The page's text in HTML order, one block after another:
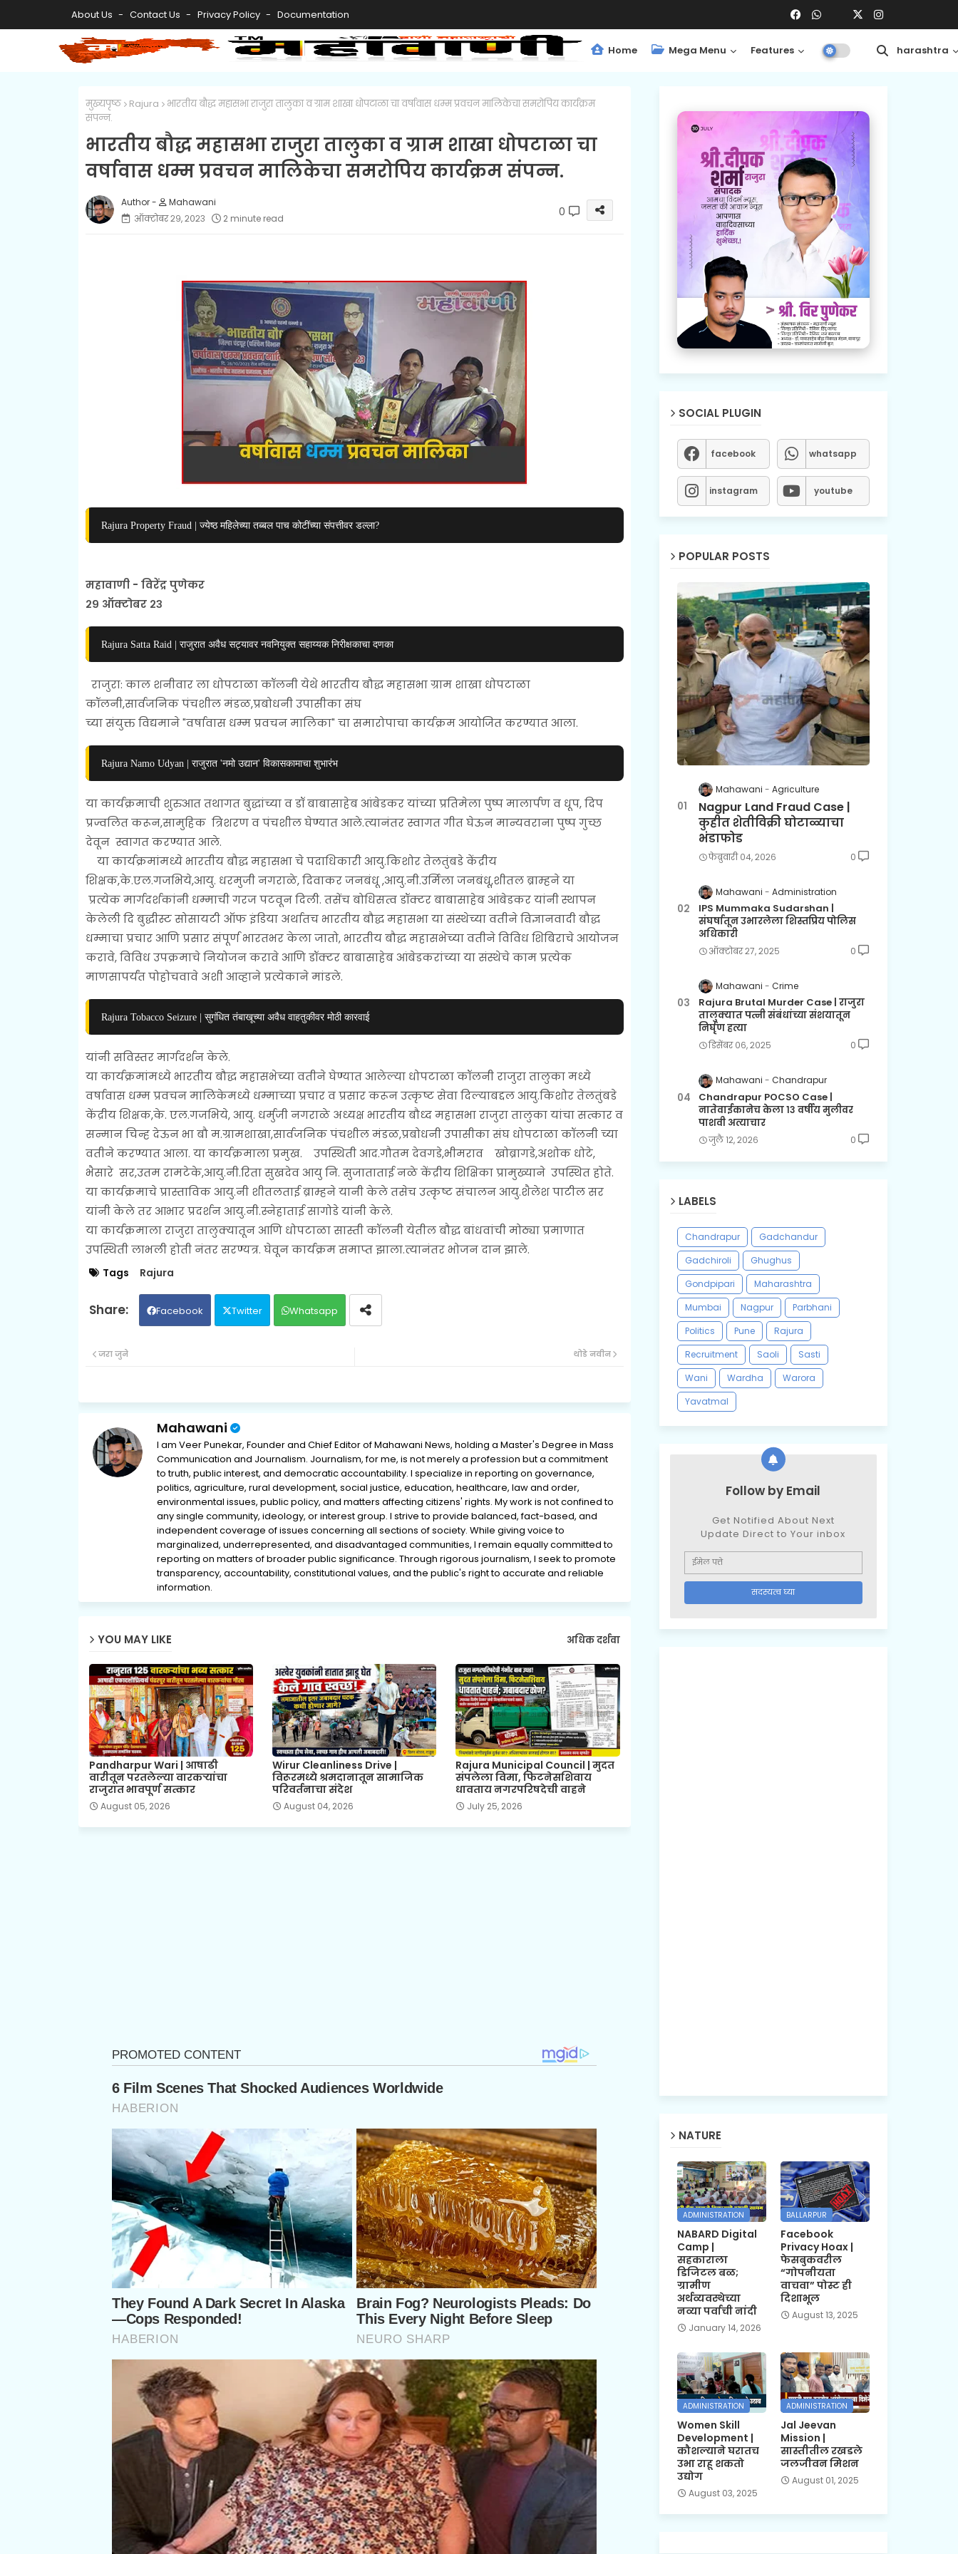
About Us Contact Us Privacy Policy Documentation
Home Mega Menu Features Central Maharashtra
मुख्यपृष्ठ Rajura
भारतीय बौद्ध महासभा राजुरा तालुका व ग्राम शाखा धोपटाळा चा वर्षावास धम्म प्रवचन मालिकेचा समरोपिय कार्यक्रम
संपन्न.
भारतीय बौद्ध महासभा राजुरा तालुका व ग्राम शाखा धोपटाळा चा
वर्षावास धम्म प्रवचन मालिकेचा समरोपिय कार्यक्रम संपन्न.
Mahawani
ऑक्टोबर २९, २०२३
2 minute read 0
Rajura Property Fraud | ज्येष्ठ महिलेच्या तब्बल पाच कोटींच्या संपत्तीवर डल्ला?
महावाणी - विरेंद्र पुणेकर
२९ ऑक्टोबर २३
Rajura Satta Raid | राजुरात अवैध सट्यावर नवनियुक्त सहाय्यक निरीक्षकाचा दणका
राजुरा: काल शनीवार ला धोपटाळा कॉलनी येथे भारतीय बौद्ध महासभा ग्राम शाखा धोपटाळा
कॉलनी,सार्वजनिक पंचशील मंडळ,प्रबोधनी उपासीका संघ
च्या संयुक्त विद्यमाने "वर्षावास धम्म प्रवचन मालिका" चा समारोपाचा कार्यक्रम आयोजित करण्यात आला.
Rajura Namo Udyan | राजुरात 'नमो उद्यान' विकासकामाचा शुभारंभ
या कार्यक्रमाची शुरुआत तथागत बुद्धांच्या व डॉ बाबासाहेब आंबेडकर यांच्या प्रतिमेला पुष्प मालार्पण व धूप, दिप
प्रज्वलित करून,सामुहिक त्रिशरण व पंचशील घेण्यात आले.त्यानंतर स्वागत गीत घेऊन मान्यवराना पुष्प गुच्छ
देवून स्वागत करण्यात आले.
या कार्यक्रमांमध्ये भारतीय बौद्ध महासभा चे पदाधिकारी आयु.किशोर तेलतुंबडे केंद्रीय
शिक्षक,के.एल.गजभिये,आयु. धरमुजी नगराळे, दिवाकर जनबंधू ,आयु.नी.उर्मिला जनबंधू,शीतल ब्राम्हने या
प्रत्येक मार्गदर्शकांनी धम्माची गरज पटवून दिली. तसेंच बोधिसत्व डॉक्टर बाबासाहेब आंबेडकर यांनी स्थापन
केलेली दि बुद्धीस्ट सोसायटी ऑफ इंडिया अर्थातच भारतीय बौद्ध महासभा या संस्थेच्या वतीने विज्ञानवादी बौद्ध
धम्माचा प्रचार आणि प्रसार संपूर्ण भारतभर केला जातो, भारतीय बौद्ध महासभेच्या वतीने विविध शिबिराचे आयोजन
करावे, विविध उपक्रमाचे नियोजन करावे आणि डॉक्टर बाबासाहेब आंबेडकरांच्या या संस्थेचे काम प्रत्येक
माणसापर्यंत पोहोचवावे अशी आव्हाने प्रत्येकाने मांडले.
Rajura Tobacco Seizure | सुगंधित तंबाखूच्या अवैध वाहतुकीवर मोठी कारवाई
यांनी सविस्तर मार्गदर्शन केले.
या कार्यक्रमांमध्ये भारतीय बौद्ध महासभेच्या वतीने घेण्यात आलेल्या धोपटाळा कॉलनी राजुरा तालुका मध्ये
वर्षावास धम्म प्रवचन मालिकेमध्ये धम्माच्या प्रचार व प्रसार करून उत्कृष्ट सेवा दिल्याबद्दल आयु.किशोर तेलतुंबडे
केंद्रीय शिक्षक,के. एल.गजभिये, आयु. धर्मुजी नगराळे अध्यक्ष भारतीय बौध्द महासभा राजुरा तालुका यांचा सत्कार व
सन्मान चिन्ह देऊन भा बौ म.ग्रामशाखा,सार्वजनिक पंचशील मंडळ,प्रबोधनी उपासीका संघ धोपटाळा कॉलनी च्या
वतीने करण्यात आला. या कार्यक्रमाला प्रमुख. उपस्थिती आद.गौतम देवगडे,भीमराव खोब्रागडे,अशोक धोटे,
भैसारे सर,उतम रामटेके,आयु.नी.रिता सुखदेव आयु नि. सुजाताताई नळे केंद्रीय शिक्षिका प्रामुख्याने उपस्थित होते.
या कार्यक्रमाचे प्रास्ताविक आयु.नी शीतलताई ब्राम्हने यानी केले तसेच उत्कृष्ट संचालन आयु.शैलेश पाटील सर
यांनी केले तर आभार प्रदर्शन आयु.नी.स्नेहाताई सागोडे यांनी केले.
या कार्यक्रमाला राजुरा तालुक्यातून आणि धोपटाळा सास्ती कॉलनी येतील बौद्ध बांधवांची मोठ्या प्रमाणात
उपस्थिती लाभली होती नंतर सरण्यत्र. घेवून कार्यक्रम समाप्त झाला.त्यानंतर भोजन दान झाले.
Tags Rajura
Facebook Twitter Whatsapp
थोडे नवीन
जरा जुने
Mahawani
I am Veer Punekar, Founder and Chief Editor of Mahawani News, holding a Master's Degree in Mass
Communication and Journalism. Journalism, for me, is not merely a profession but a commitment
to truth, public interest, and democratic accountability. I specialize in reporting on governance,
politics, agriculture, rural development, social justice, education, healthcare, law and order,
environmental issues, public policy, and matters affecting citizens' rights. My work is not confined to
any single community, ideology, or interest group. I strive to provide balanced, fact-based, and
independent coverage of issues concerning all sections of society. While giving voice to
marginalized, underrepresented, and disadvantaged communities, I remain equally committed to
reporting on matters of broader public significance. Through rigorous journalism, I seek to promote
transparency, accountability, constitutional values, and the public's right to accurate and reliable
information.
YOU MAY LIKE अधिक दर्शवा
Pandharpur Wari | आषाढी
वारीतून परतलेल्या वारकऱ्यांचा
राजुरात भावपूर्ण सत्कार
August 05, 2026
Wirur Cleanliness Drive |
विरूरमध्ये श्रमदानातून सामाजिक
परिवर्तनाचा संदेश
August 04, 2026
Rajura Municipal Council | मुदत
संपलेला विमा, फिटनेसशिवाय
धावताय नगरपरिषदेची वाहने
July 25, 2026
SOCIAL PLUGIN
facebook whatsapp
instagram youtube
POPULAR POSTS
Mahawani Agriculture
Nagpur Land Fraud Case |
कुहीत शेतीविक्री घोटाळ्याचा
भंडाफोड
फेब्रुवारी ०४, २०२६ 0
Mahawani Administration
IPS Mummaka Sudarshan |
संघर्षातून उभारलेला शिस्तप्रिय पोलिस
अधिकारी
ऑक्टोबर २७, २०२५ 0
Mahawani Crime
Rajura Brutal Murder Case | राजुरा
तालुक्यात पत्नी संबंधांच्या संशयातून
निर्घृण हत्या
डिसेंबर ०६, २०२५ 0
Mahawani Chandrapur
Chandrapur POCSO Case |
नातेवाईकानेच केला १३ वर्षीय मुलीवर
पाशवी अत्याचार
जुलै १२, २०२६ 0
LABELS
Chandrapur
Gadchandur
Gadchiroli
Ghughus
Gondpipari
Maharashtra
Mumbai
Nagpur
Parbhani
Politics
Pune
Rajura
Recruitment
Saoli
Sasti
Wani
Wardha
Warora
Yavatmal
Follow by Email
Get Notified About Next
Update Direct to Your inbox
NATURE
ADMINISTRATION
NABARD Digital
Camp |
सहकाराला
डिजिटल बळ;
ग्रामीण
अर्थव्यवस्थेच्या
नव्या पर्वाची नांदी
January 14, 2026
BALLARPUR
Facebook
Privacy Hoax |
फेसबुकवरील
“गोपनीयता
वाचवा” पोस्ट ही
दिशाभूल
August 13, 2025
ADMINISTRATION
Women Skill
Development |
कौशल्याने घरातच
उभा राहू शकतो
उद्योग
August 03, 2025
ADMINISTRATION
Jal Jeevan
Mission |
सास्तीतील रखडले
जलजीवन मिशन
August 01, 2025